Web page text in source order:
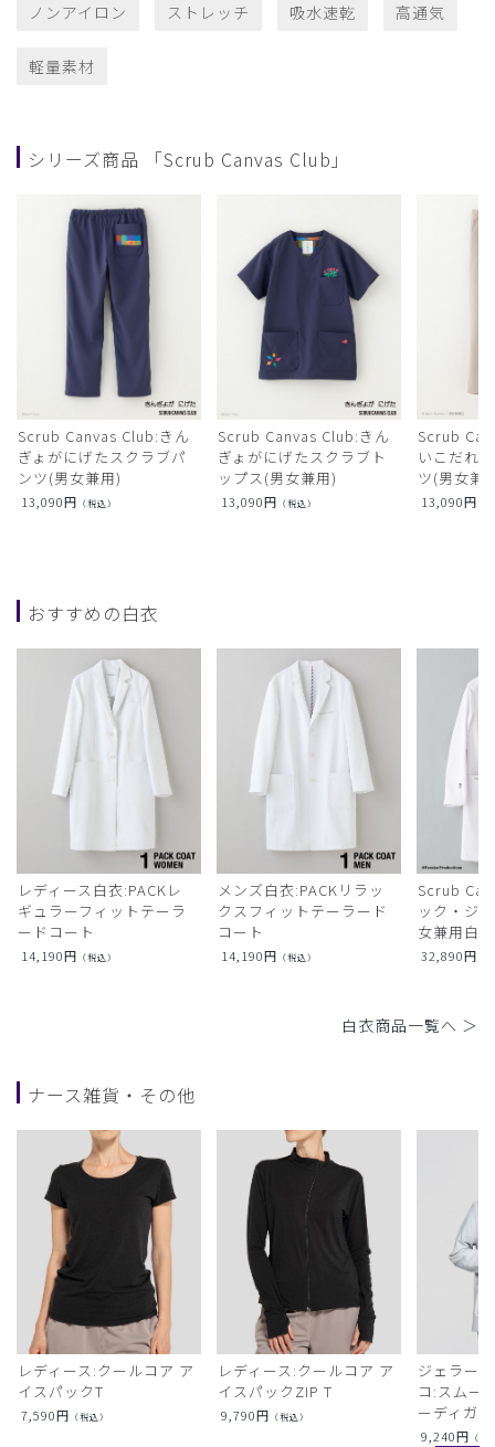
ノンアイロン ストレッチ 吸水速乾 高通気
軽量素材
シリーズ商品 「Scrub Canvas Club」
Scrub Canvas Club:きん
ぎょがにげたスクラブパ
ンツ(男女兼用)
13,090円 （税込）
Scrub Canvas Club:きん
ぎょがにげたスクラブト
ップス(男女兼用)
13,090円 （税込）
Scrub
いこだれ
ツ(男女兼
13,090円
おすすめの白衣
レディース白衣:PACKレ
ギュラーフィットテーラ
ードコート
14,190円 （税込）
メンズ白衣:PACKリラッ
クスフィットテーラード
コート
14,190円 （税込）
Scrub
ック・ジ
女兼用白
32,890円
白衣商品一覧へ ＞
ナース雑貨・その他
レディース:クールコア ア
イスパックT
7,590円 （税込）
レディース:クールコア ア
イスパックZIP T
9,790円 （税込）
ジェラー
コ:スムー
ーディガン
9,240円 （税